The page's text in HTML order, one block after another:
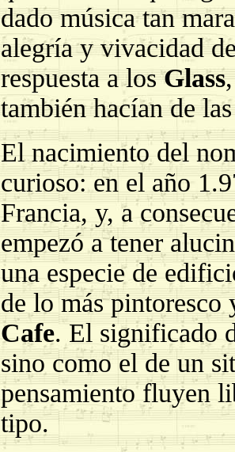
dado música tan
alegría y vivacidad
respuesta a losGlass
también hacían de
El nacimiento del
curioso: en el año
Francia, y, a
empezó a tener
una especie de
de lo más
Cafe. El significado
sino como el de un
pensamiento fluyen
tipo.